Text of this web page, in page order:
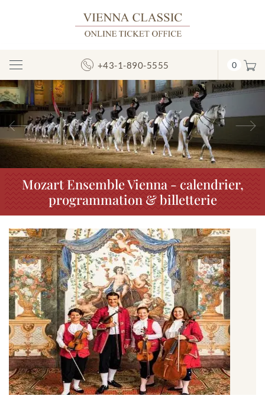
Afficher/masquer
la
navigation
+43-1-890-5555 0
Précédent
Mozart Ensemble Vienna - calendrier,
programmation & billetterie